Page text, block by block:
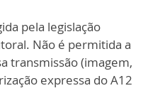
pela legislação
Não é permitida a
transmissão (imagem,
expressa do A12